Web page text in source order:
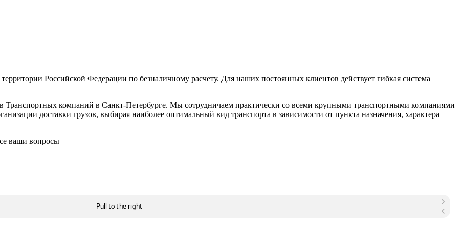
Российской Федерации по безналичному расчету. Для наших постоянных клиентов действует гибкая система
Транспортных компаний в Санкт-Петербурге. Мы сотрудничаем практически со всеми крупными транспортными компаниями
доставки грузов, выбирая наиболее оптимальный вид транспорта в зависимости от пункта назначения, характера
ваши вопросы